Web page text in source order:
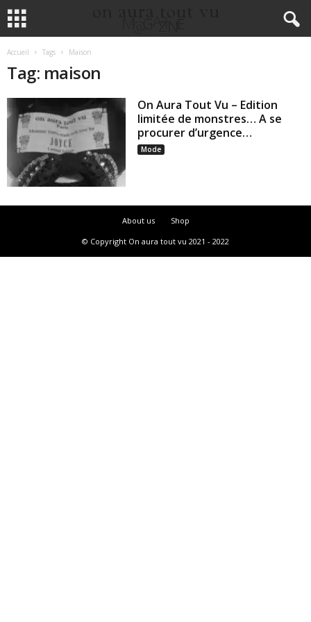
Accueil Tags Maison
Tag: maison
On Aura Tout Vu – Edition
limitée de monstres… A se
procurer d’urgence…
Mode
About us
Shop
© Copyright On aura tout vu 2021 - 2022